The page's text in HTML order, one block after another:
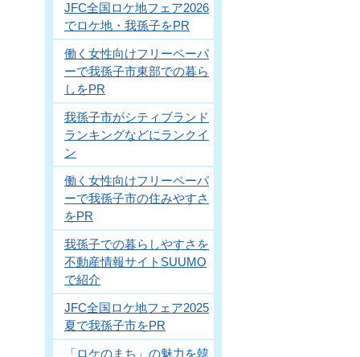
JFC全国ロケ地フェア2026
でロケ地・我孫子をPR
働く女性向けフリーペーパ
ーで我孫子市東部での暮ら
しをPR
我孫子市がシティブランド
ランキングなどにランクイ
ン
働く女性向けフリーペーパ
ーで我孫子市の住みやすさ
をPR
我孫子での暮らしやすさを
不動産情報サイトSUUMO
で紹介
JFC全国ロケ地フェア2025
夏で我孫子市をPR
「ロケのまち」の魅力を韓